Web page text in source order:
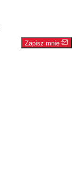
Zapisz mnie